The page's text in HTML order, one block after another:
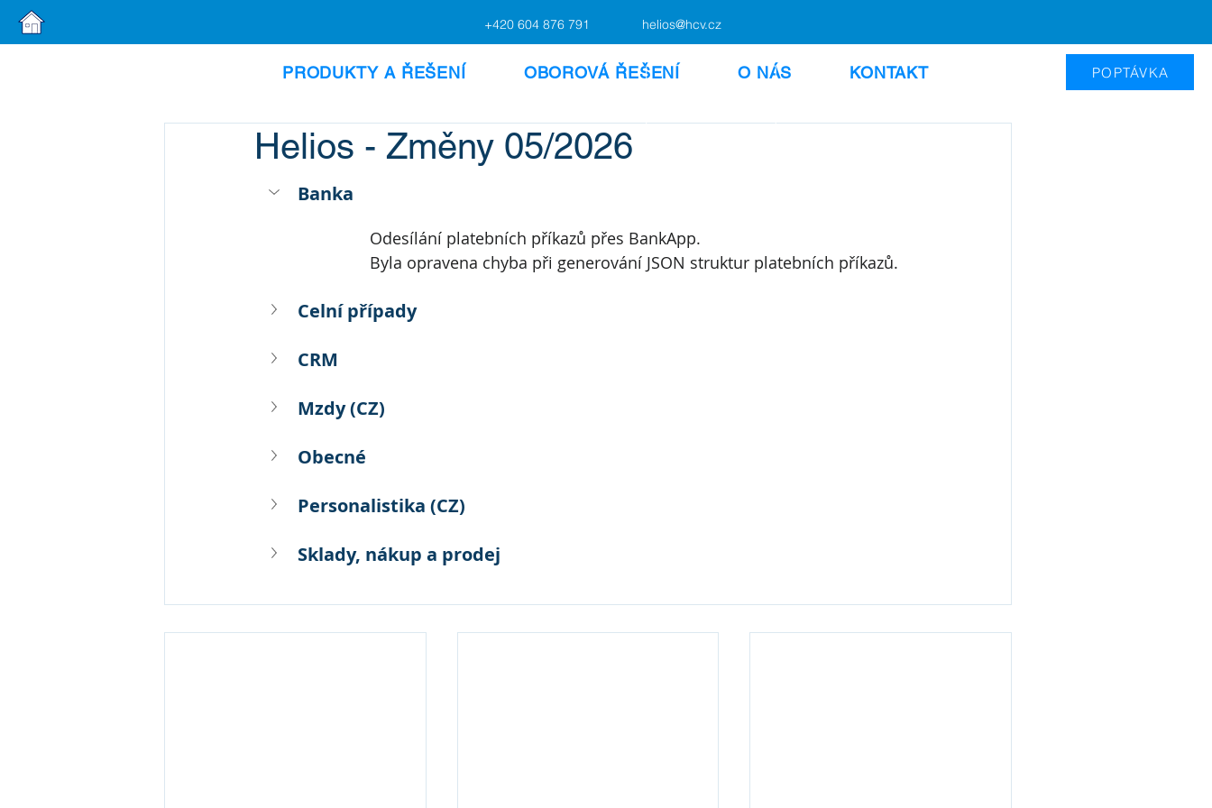
+420 604 876 791 helios@hcv.cz
POPTÁVKA
PRODUKTY A ŘEŠENÍ OBOROVÁ ŘEŠENÍ O NÁS KONTAKT
Helios - Změny 05/2026
Banka
Odesílání platebních příkazů přes BankApp.
Byla opravena chyba při generování JSON struktur platebních příkazů.
Celní případy
CRM
Mzdy (CZ)
Obecné
Personalistika (CZ)
Sklady, nákup a prodej